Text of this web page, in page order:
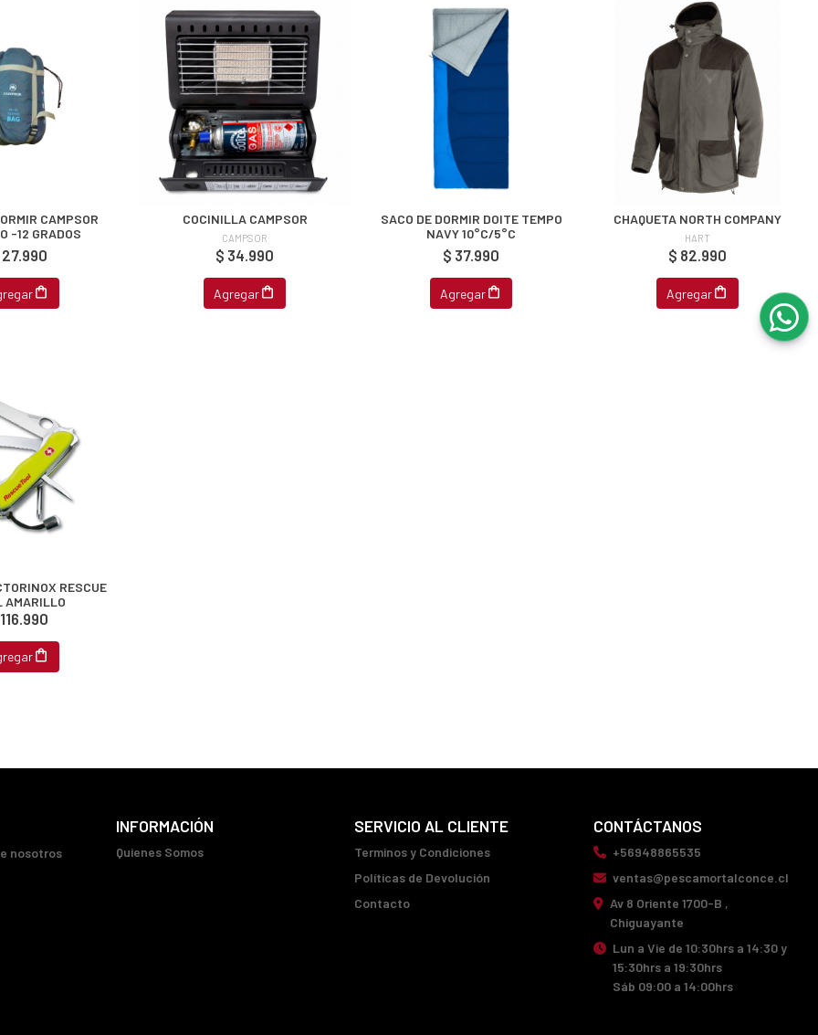
CAMPSOR
-12 GRADOS
COCINILLA CAMPSOR
CAMPSOR
$ 34.990
Agregar
SACO DE DORMIR DOITE TEMPO
NAVY 10°C/5°C
$ 37.990
Agregar
CHAQUETA NORTH COMPANY
HART
$ 82.990
Agregar
RESCUE
AMARILLO
nosotros
INFORMACIÓN
Quienes Somos
SERVICIO AL CLIENTE
Terminos y Condiciones
Políticas de Devolución
Contacto
CONTÁCTANOS
+56948865535
ventas@pescamortalconce.cl
Av 8 Oriente 1700-B ,
Chiguayante
Lun a Vie de 10:30hrs a 14:30 y
15:30hrs a 19:30hrs
Sáb 09:00 a 14:00hrs